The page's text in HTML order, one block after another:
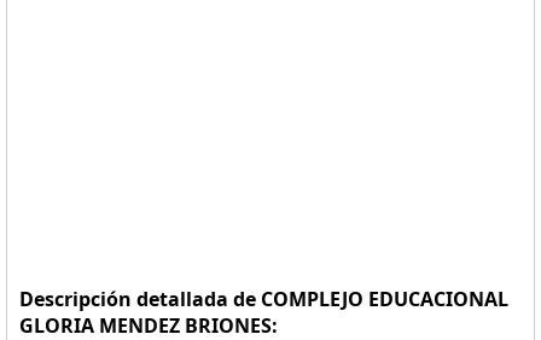
Descripción detallada de COMPLEJO EDUCACIONAL
GLORIA MENDEZ BRIONES: